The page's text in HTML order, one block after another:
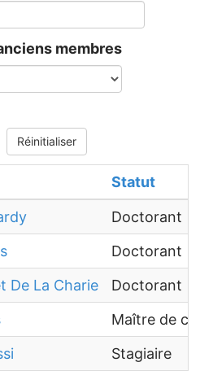
membres
Réinitialiser
Statut
Doctorant
Doctorant
De La Charie
Doctorant
Maître de
Stagiaire